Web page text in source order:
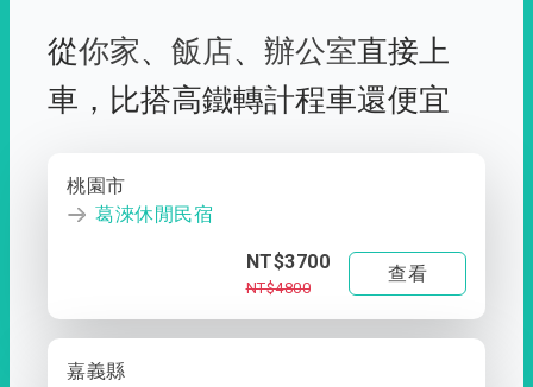
從你家、 飯店、 辦公室直接上
車， 比搭高鐵轉計程車還便宜
桃園市
葛淶休閒民宿
NT$3700
NT$4800
查看
嘉義縣